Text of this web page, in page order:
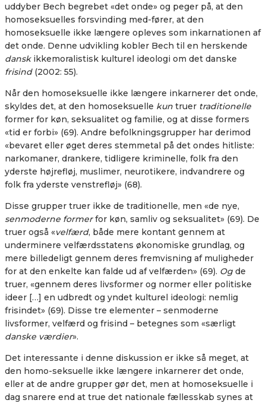
uddyber Bech begrebet «det onde» og peger på, at den
homoseksuelles forsvinding med-fører, at den
homoseksuelle ikke længere opleves som inkarnationen af
det onde. Denne udvikling kobler Bech til en herskende
dansk ikkemoralistisk kulturel ideologi om det danske
frisind (2002: 55).
Når den homoseksuelle ikke længere inkarnerer det onde,
skyldes det, at den homoseksuelle kun truer traditionelle
former for køn, seksualitet og familie, og at disse formers
«tid er forbi» (69). Andre befolkningsgrupper har derimod
«bevaret eller øget deres stemmetal på det ondes hitliste:
narkomaner, drankere, tidligere kriminelle, folk fra den
yderste højrefløj, muslimer, neurotikere, indvandrere og
folk fra yderste venstrefløj» (68).
Disse grupper truer ikke de traditionelle, men «de nye,
senmoderne formerfor køn, samliv og seksualitet» (69). De
truer også «velfærd, både mere kontant gennem at
underminere velfærdsstatens økonomiske grundlag, og
mere billedeligt gennem deres fremvisning af muligheder
for at den enkelte kan falde ud af velfærden» (69). Og de
truer, «gennem deres livsformer og normer eller politiske
ideer […] en udbredt og yndet kulturel ideologi: nemlig
frisindet» (69). Disse tre elementer – senmoderne
livsformer, velfærd og frisind – betegnes som «særligt
danske værdier».
Det interessante i denne diskussion er ikke så meget, at
den homo-seksuelle ikke længere inkarnerer det onde,
eller at de andre grupper gør det, men at homoseksuelle i
dag snarere end at true det nationale fællesskab synes at